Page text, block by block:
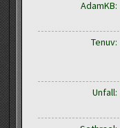
AdamKB:
Tenuv:
Unfall: